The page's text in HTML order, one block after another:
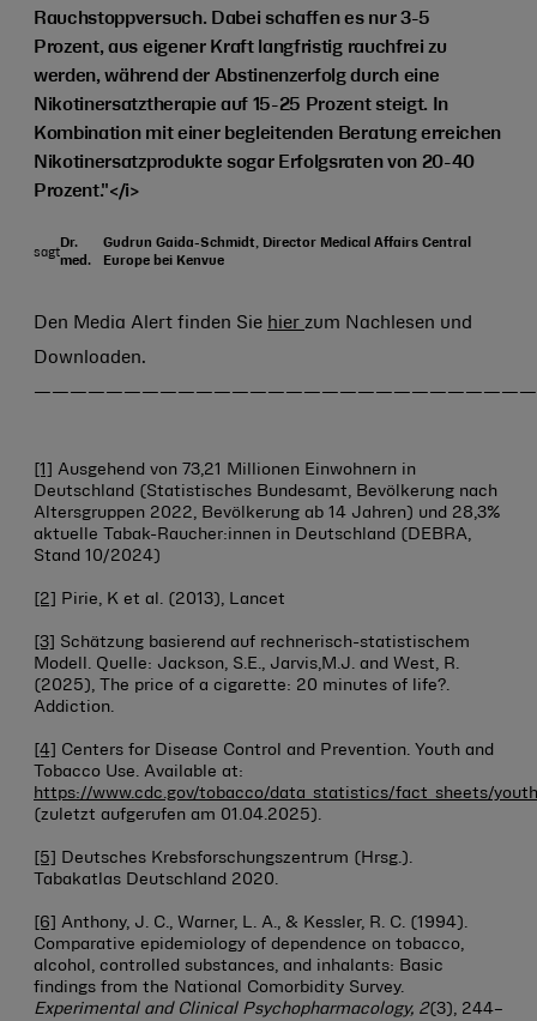
Rauchstoppversuch. Dabei schaffen es nur 3-5
Prozent, aus eigener Kraft langfristig rauchfrei zu
werden, während der Abstinenzerfolg durch eine
Nikotinersatztherapie auf 15-25 Prozent steigt. In
Kombination mit einer begleitenden Beratung erreichen
Nikotinersatzprodukte sogar Erfolgsraten von 20-40
Prozent."</i>
sagt
Dr.
med.
Gudrun Gaida-Schmidt, Director Medical Affairs Central
Europe bei Kenvue
Den Media Alert finden Sie hier zum Nachlesen und
Downloaden.
[1] Ausgehend von 73,21 Millionen Einwohnern in
Deutschland (Statistisches Bundesamt, Bevölkerung nach
Altersgruppen 2022, Bevölkerung ab 14 Jahren) und 28,3%
aktuelle Tabak-Raucher:innen in Deutschland (DEBRA,
Stand 10/2024)
[2] Pirie, K et al. (2013), Lancet
[3] Schätzung basierend auf rechnerisch-statistischem
Modell. Quelle: Jackson, S.E., Jarvis,M.J. and West, R.
(2025), The price of a cigarette: 20 minutes of life?.
Addiction.
[4] Centers for Disease Control and Prevention. Youth and
Tobacco Use. Available at:
https://www.cdc.gov/tobacco/data_statistics/fact_sheets/
(zuletzt aufgerufen am 01.04.2025).
[5]
Deutsches Krebsforschungszentrum (Hrsg.).
Tabakatlas Deutschland 2020.
[6] Anthony, J. C., Warner, L. A., & Kessler, R. C. (1994).
Comparative epidemiology of dependence on tobacco,
alcohol, controlled substances, and inhalants: Basic
findings from the National Comorbidity Survey.
Experimental and Clinical Psychopharmacology, 2(3), 244–